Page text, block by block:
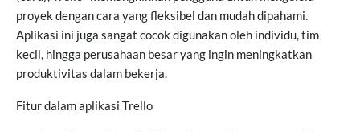
proyek dengan cara yang fleksibel dan mudah dipahami.
Aplikasi ini juga sangat cocok digunakan oleh individu, tim
kecil, hingga perusahaan besar yang ingin meningkatkan
produktivitas dalam bekerja.
Fitur dalam aplikasi Trello